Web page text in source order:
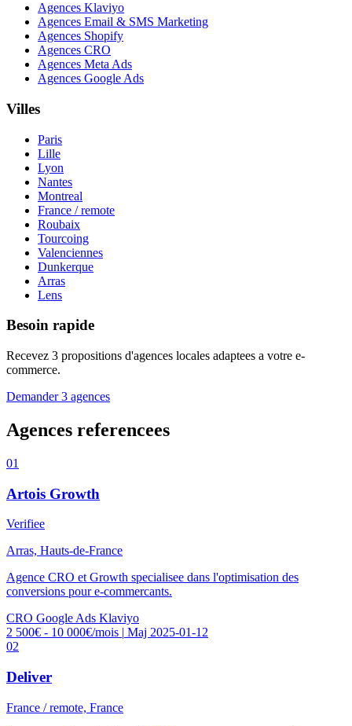
Agences Klaviyo
Agences Email & SMS Marketing
Agences Shopify
Agences CRO
Agences Meta Ads
Agences Google Ads
Villes
Paris
Lille
Lyon
Nantes
Montreal
France / remote
Roubaix
Tourcoing
Valenciennes
Dunkerque
Arras
Lens
Besoin rapide
Recevez 3 propositions d'agences locales adaptees a votre e-
commerce.
Demander 3 agences
Agences referencees
01
Artois Growth
Verifiee
Arras, Hauts-de-France
Agence CRO et Growth specialisee dans l'optimisation des
conversions pour e-commercants.
CRO Google Ads Klaviyo
2 500€ - 10 000€/mois | Maj 2025-01-12
02
Deliver
France / remote, France